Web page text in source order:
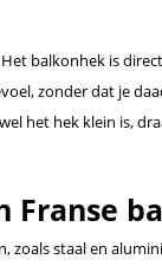
balkonhek is
zonder dat je
het hek klein is,
Franse
staal en